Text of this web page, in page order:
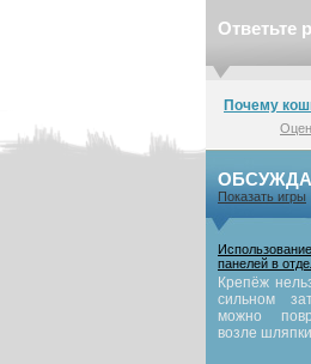
Ответьте
Почему
Показать игры
панелей в
Крепёж
сильном
можно
возле